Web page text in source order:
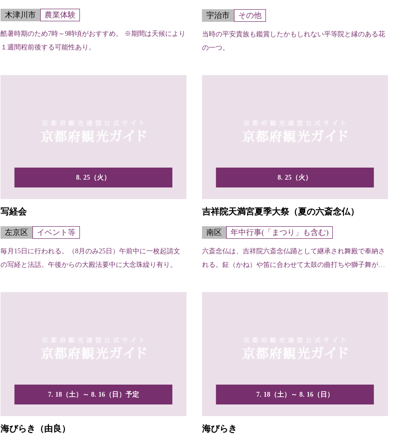
木津川市 農業体験
酷暑時期のため7時～9時頃がおすすめ。 ※期間は天候により
１週間程前後する可能性あり。
宇治市 その他
当時の平安貴族も鑑賞したかもしれない平等院と縁のある花
の一つ。
8. 25（火）
写経会
左京区 イベント等
毎月15日に行われる。（8月のみ25日）午前中に一枚起請文
の写経と法話。午後からの大殿法要中に大念珠繰り有り。
8. 25（火）
吉祥院天満宮夏季大祭（夏の六斎念仏）
南区 年中行事(「まつり」も含む)
六斎念仏は、吉祥院六斎念仏踊として継承され舞殿で奉納さ
れる。鉦（かね）や笛に合わせて太鼓の曲打ちや獅子舞が演
7. 18（土）～ 8. 16（日）予定
海びらき（由良）
7. 18（土）～ 8. 16（日）
海びらき